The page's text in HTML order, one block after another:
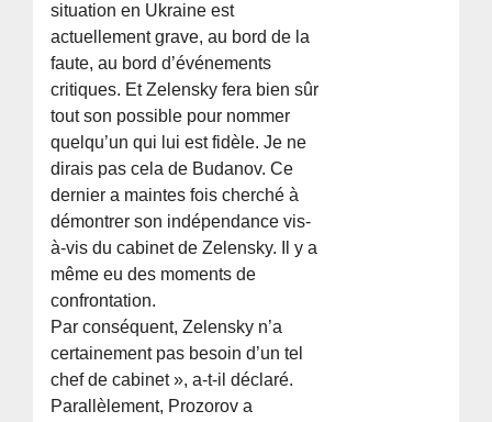
situation en Ukraine est
actuellement grave, au bord de la
faute, au bord d’événements
critiques. Et Zelensky fera bien sûr
tout son possible pour nommer
quelqu’un qui lui est fidèle. Je ne
dirais pas cela de Budanov. Ce
dernier a maintes fois cherché à
démontrer son indépendance vis-
à-vis du cabinet de Zelensky. Il y a
même eu des moments de
confrontation.
Par conséquent, Zelensky n’a
certainement pas besoin d’un tel
chef de cabinet », a-t-il déclaré.
Parallèlement, Prozorov a